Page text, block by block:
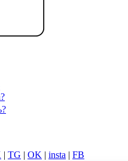
| TG | OK | insta | FB